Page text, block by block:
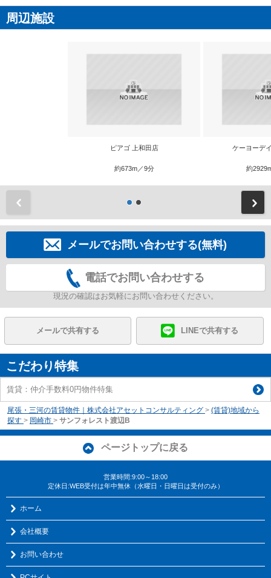
周辺施設
ピアゴ 上和田店
約673m／9分
ケーヨーデ
約
メールでお問い合わせする(無料)
電話でお問い合わせする
現況の確認はお気軽にお問い合わせください。
メールで共有する LINEで共有する
こだわり特集
賃貸：仲介手数料0円物件特集
尾張・三河の賃貸物件｜株式会社アセットコンサルティング > (賃貸)地域から
探す > 岡崎市 > サンフォレスト渡辺B
ページトップに戻る
営業時間:9:00～18:00
定休日:WEB受付は年中無休（水曜日・日曜日は受付のみ）
ホーム
会社概要
お問い合わせ